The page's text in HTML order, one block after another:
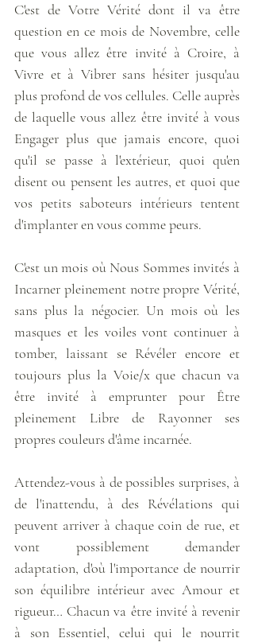
C'est de Votre Vérité dont il va être
question en ce mois de Novembre, celle
que vous allez être invité à Croire, à
Vivre et à Vibrer sans hésiter jusqu'au
plus profond de vos cellules. Celle auprès
de laquelle vous allez être invité à vous
Engager plus que jamais encore, quoi
qu'il se passe à l'extérieur, quoi qu'en
disent ou pensent les autres, et quoi que
vos petits saboteurs intérieurs tentent
d'implanter en vous comme peurs.
C'est un mois où Nous Sommes invités à
Incarner pleinement notre propre Vérité,
sans plus la négocier. Un mois où les
masques et les voiles vont continuer à
tomber, laissant se Révéler encore et
toujours plus la Voie/x que chacun va
être invité à emprunter pour Être
pleinement Libre de Rayonner ses
propres couleurs d'âme incarnée.
Attendez-vous à de possibles surprises, à
de l'inattendu, à des Révélations qui
peuvent arriver à chaque coin de rue, et
vont possiblement demander
adaptation, d'où l'importance de nourrir
son équilibre intérieur avec Amour et
rigueur… Chacun va être invité à revenir
à son Essentiel, celui qui le nourrit